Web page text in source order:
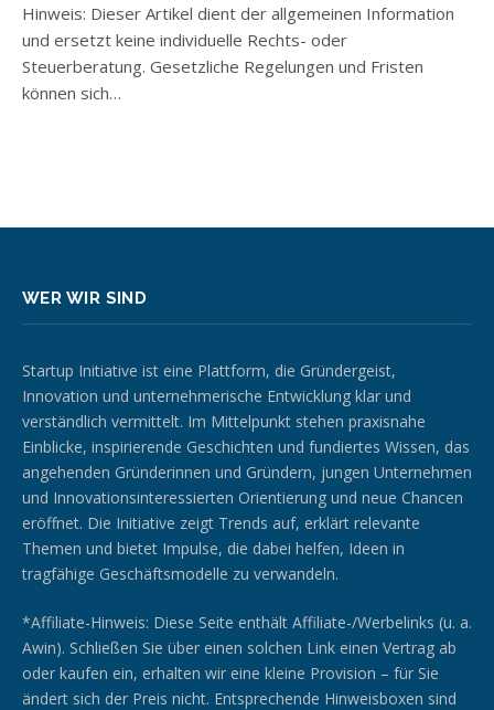
Hinweis: Dieser Artikel dient der allgemeinen Information
und ersetzt keine individuelle Rechts- oder
Steuerberatung. Gesetzliche Regelungen und Fristen
können sich…
WER WIR SIND
Startup Initiative ist eine Plattform, die Gründergeist,
Innovation und unternehmerische Entwicklung klar und
verständlich vermittelt. Im Mittelpunkt stehen praxisnahe
Einblicke, inspirierende Geschichten und fundiertes Wissen, das
angehenden Gründerinnen und Gründern, jungen Unternehmen
und Innovationsinteressierten Orientierung und neue Chancen
eröffnet. Die Initiative zeigt Trends auf, erklärt relevante
Themen und bietet Impulse, die dabei helfen, Ideen in
tragfähige Geschäftsmodelle zu verwandeln.
*Affiliate-Hinweis: Diese Seite enthält Affiliate-/Werbelinks (u. a.
Awin). Schließen Sie über einen solchen Link einen Vertrag ab
oder kaufen ein, erhalten wir eine kleine Provision – für Sie
ändert sich der Preis nicht. Entsprechende Hinweisboxen sind